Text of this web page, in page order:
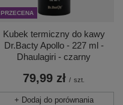
PRZECENA
Kubek termiczny do kawy
Dr.Bacty Apollo - 227 ml -
Dhaulagiri - czarny
79,99 zł / szt.
+ Dodaj do porównania